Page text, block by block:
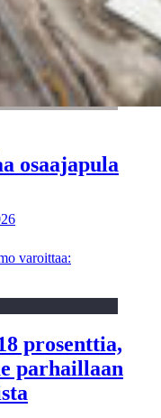
osaajapula
varoittaa:
prosenttia,
parhaillaan